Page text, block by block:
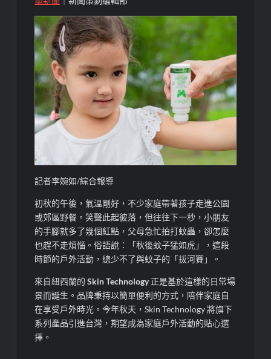
記者李婉如/綜合報導
初秋的午後，氣溫剛好，不少家庭帶著孩子走進公園
或郊區野餐。笑聲此起彼落，但往往下一秒，小朋友
的手腳就多了幾個紅點，父母急忙拍打蚊蟲，卻怎麼
也趕不走煩惱。俗語說：「秋後蚊子猛如虎」，這段
時節的戶外活動，總少不了與蚊子的「拔河賽」。
來自紐西蘭的Skin Technology正是基於這樣的日常場
景而誕生。品牌秉持以簡單便利的方式，陪伴家庭自
在享受戶外時光。今年秋天，Skin Technology 將旗下
系列產品引進台灣，期望成為家庭戶外活動的貼心選
擇。